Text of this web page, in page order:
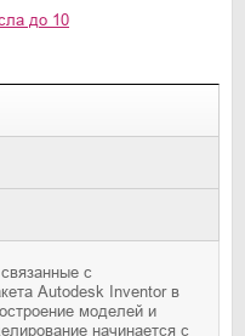
до 10
с
Autodesk Inventor в
моделей и